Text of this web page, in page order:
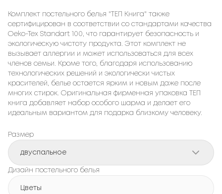
Комплект постельного белья "ТЕП Книга" также
сертифицирован в соответствии со стандартами качества
Oeko-Tex Standart 100, что гарантирует безопасность и
экологическую чистоту продукта. Этот комплект не
вызывает аллергии и может использоваться для всех
членов семьи. Кроме того, благодаря использованию
технологических решений и экологически чистых
красителей, белье остается ярким и новым даже после
многих стирок. Оригинальная фирменная упаковка ТЕП
книга добавляет набор особого шарма и делает его
идеальным вариантом для подарка близкому человеку.
Размер
двуспальное
Дизайн постельного белья
Цветы